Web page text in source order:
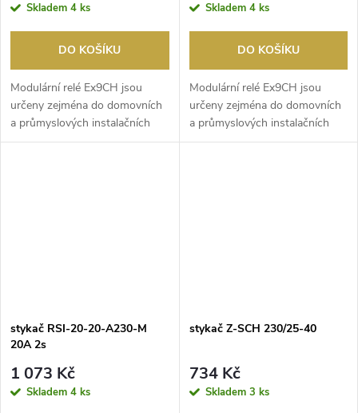
Skladem 4 ks
DO KOŠÍKU
Modulární relé Ex9CH jsou
určeny zejména do domovních
a průmyslových instalačních
rozváděčů. Jsou p...
Skladem 4 ks
DO KOŠÍKU
Modulární relé Ex9CH jsou
určeny zejména do domovních
a průmyslových instalačních
rozváděčů. Jsou po...
stykač RSI-20-20-A230-M
20A 2s
1 073 Kč
Skladem 4 ks
stykač Z-SCH 230/25-40
734 Kč
Skladem 3 ks